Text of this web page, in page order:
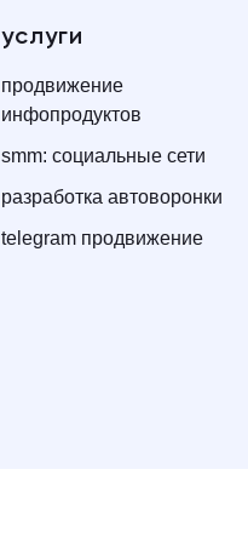
услуги
продвижение
инфопродуктов
smm: социальные сети
разработка автоворонки
telegram продвижение